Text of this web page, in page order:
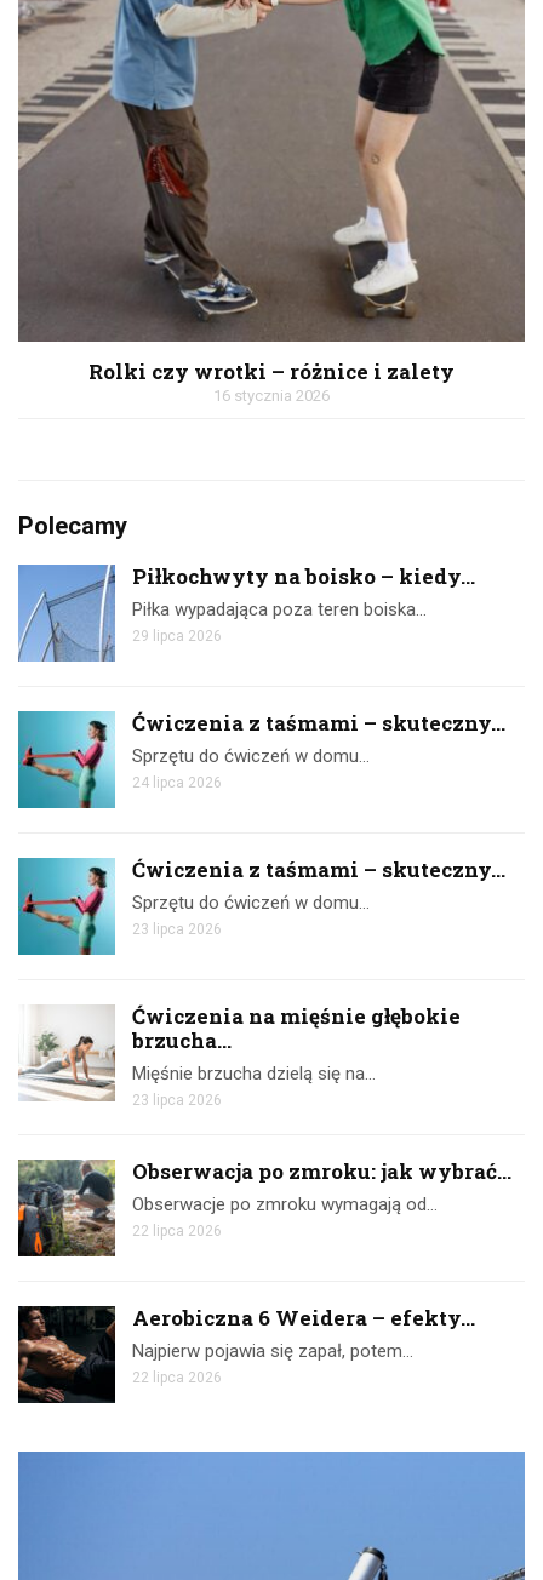
Rolki czy wrotki – różnice i zalety
16 stycznia 2026
Polecamy
Piłkochwyty na boisko – kiedy...
Piłka wypadająca poza teren boiska…
29 lipca 2026
Ćwiczenia z taśmami – skuteczny...
Sprzętu do ćwiczeń w domu…
24 lipca 2026
Ćwiczenia z taśmami – skuteczny...
Sprzętu do ćwiczeń w domu…
23 lipca 2026
Ćwiczenia na mięśnie głębokie
brzucha...
Mięśnie brzucha dzielą się na…
23 lipca 2026
Obserwacja po zmroku: jak wybrać...
Obserwacje po zmroku wymagają od…
22 lipca 2026
Aerobiczna 6 Weidera – efekty...
Najpierw pojawia się zapał, potem…
22 lipca 2026